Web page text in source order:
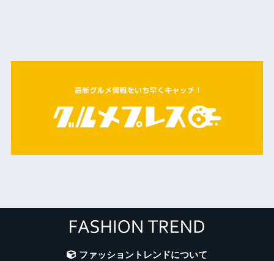
ファッショントレンドについて